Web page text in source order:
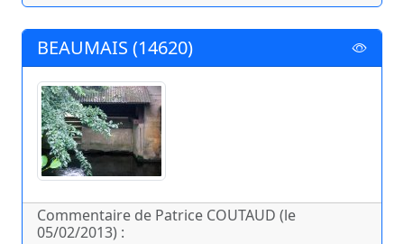
BEAUMAIS (14620)
Commentaire de Patrice COUTAUD (le
05/02/2013) :